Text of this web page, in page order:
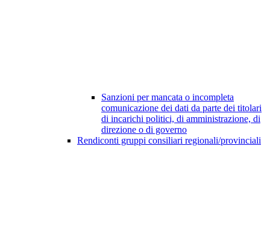
Sanzioni per mancata o incompleta
comunicazione dei dati da parte dei titolari
di incarichi politici, di amministrazione, di
direzione o di governo
Rendiconti gruppi consiliari regionali/provinciali